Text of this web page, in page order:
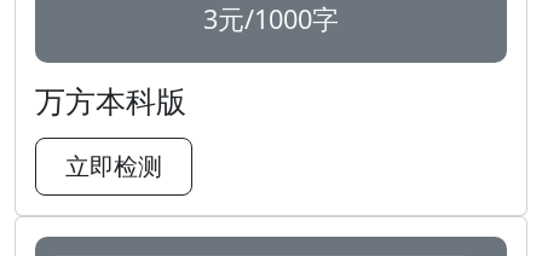
3元/1000字
万方本科版
立即检测